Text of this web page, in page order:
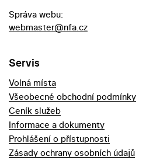
Správa webu:
webmaster@nfa.cz
Servis
Volná místa
Všeobecné obchodní podmínky
Ceník služeb
Informace a dokumenty
Prohlášení o přístupnosti
Zásady ochrany osobních údajů